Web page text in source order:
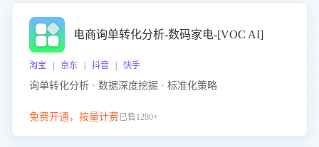
电商询单转化分析-数码家电-[VOC AI]
淘宝 | 京东 | 抖音 | 快手
询单转化分析 · 数据深度挖掘 · 标准化策略
免费开通，按量计费已售1280+